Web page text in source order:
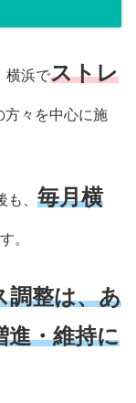
横浜でストレ
方々を中心に施
、 毎月横
。
調整は、あ
進・維持に